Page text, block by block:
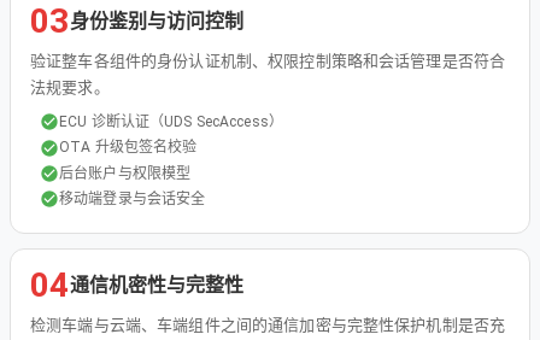
03身份鉴别与访问控制
验证整车各组件的身份认证机制、权限控制策略和会话管理是否符合
法规要求。
ECU 诊断认证（UDS SecAccess）
OTA 升级包签名校验
后台账户与权限模型
移动端登录与会话安全
04通信机密性与完整性
检测车端与云端、车端组件之间的通信加密与完整性保护机制是否充